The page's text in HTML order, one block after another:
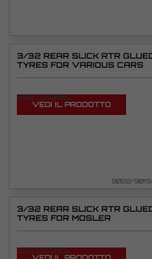
3/32 REAR SLICK RTR
TYRES FOR VARIOUS CARS
VEDI TUTORIAL
VEDI IL PRODOTTO
9022/
3/32 REAR SLICK RTR
TYRES FOR MOSLER
VEDI TUTORIAL